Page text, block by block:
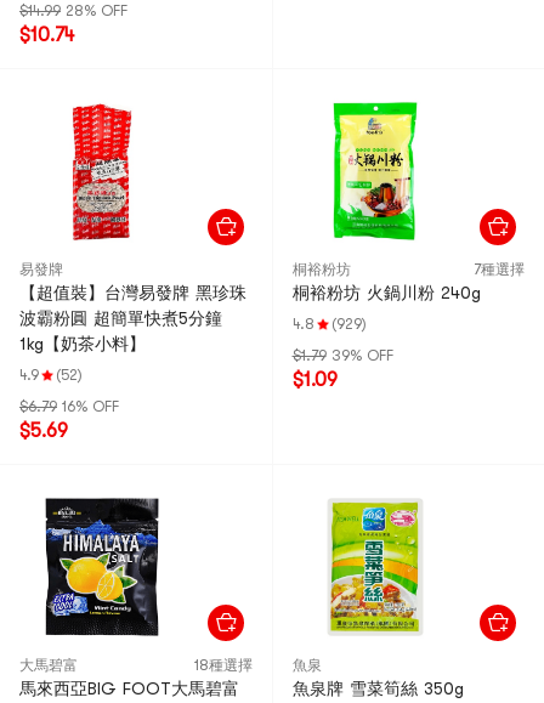
$14.99 28% OFF
$10.74
易發牌
【超值裝】台灣易發牌 黑珍珠
波霸粉圓 超簡單快煮5分鐘
1kg【奶茶小料】
4.9
(52)
$6.79 16% OFF
$5.69
桐裕粉坊 7種選擇
桐裕粉坊 火鍋川粉 240g
4.8
(929)
$1.79 39% OFF
$1.09
大馬碧富 18種選擇
馬來西亞BIG FOOT大馬碧富
魚泉
魚泉牌 雪菜筍絲 350g